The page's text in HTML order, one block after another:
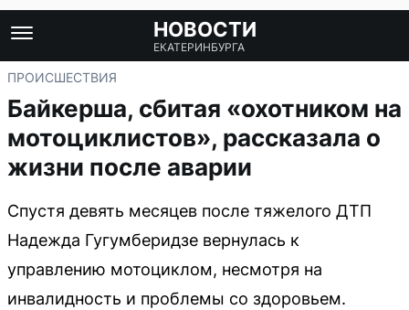
НОВОСТИ
ЕКАТЕРИНБУРГА
ПРОИСШЕСТВИЯ
Байкерша, сбитая «охотником на
мотоциклистов», рассказала о
жизни после аварии
Спустя девять месяцев после тяжелого ДТП
Надежда Гугумберидзе вернулась к
управлению мотоциклом, несмотря на
инвалидность и проблемы со здоровьем.